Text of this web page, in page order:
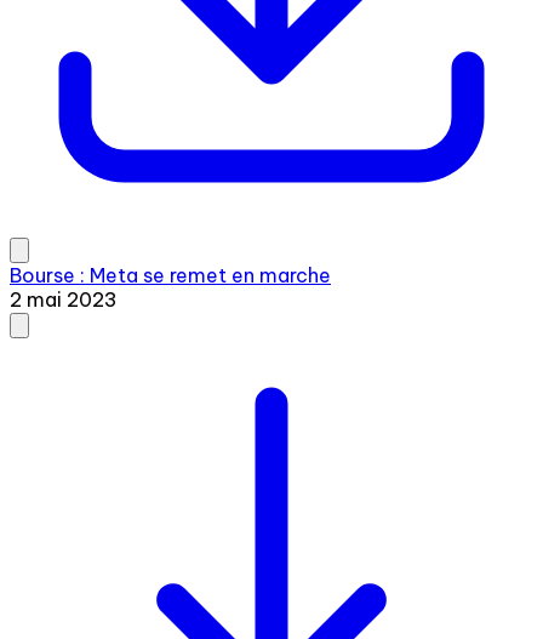
Bourse : Meta se remet en marche
2 mai 2023